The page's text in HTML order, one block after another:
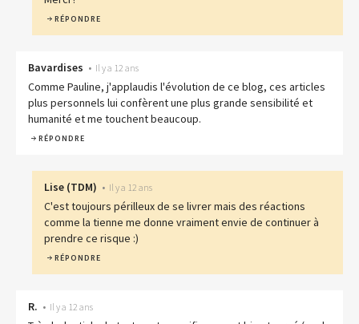
RÉPONDRE
Bavardises • Il y a 12 ans
Comme Pauline, j'applaudis l'évolution de ce blog, ces articles
plus personnels lui confèrent une plus grande sensibilité et
humanité et me touchent beaucoup.
RÉPONDRE
Lise (TDM) • Il y a 12 ans
C'est toujours périlleux de se livrer mais des réactions
comme la tienne me donne vraiment envie de continuer à
prendre ce risque :)
RÉPONDRE
R. • Il y a 12 ans